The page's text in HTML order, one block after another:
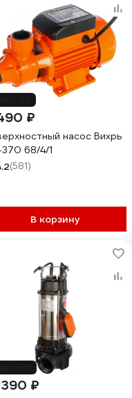
₽
насос Вихрь
68/4/1
(581)
В корзину
390 ₽